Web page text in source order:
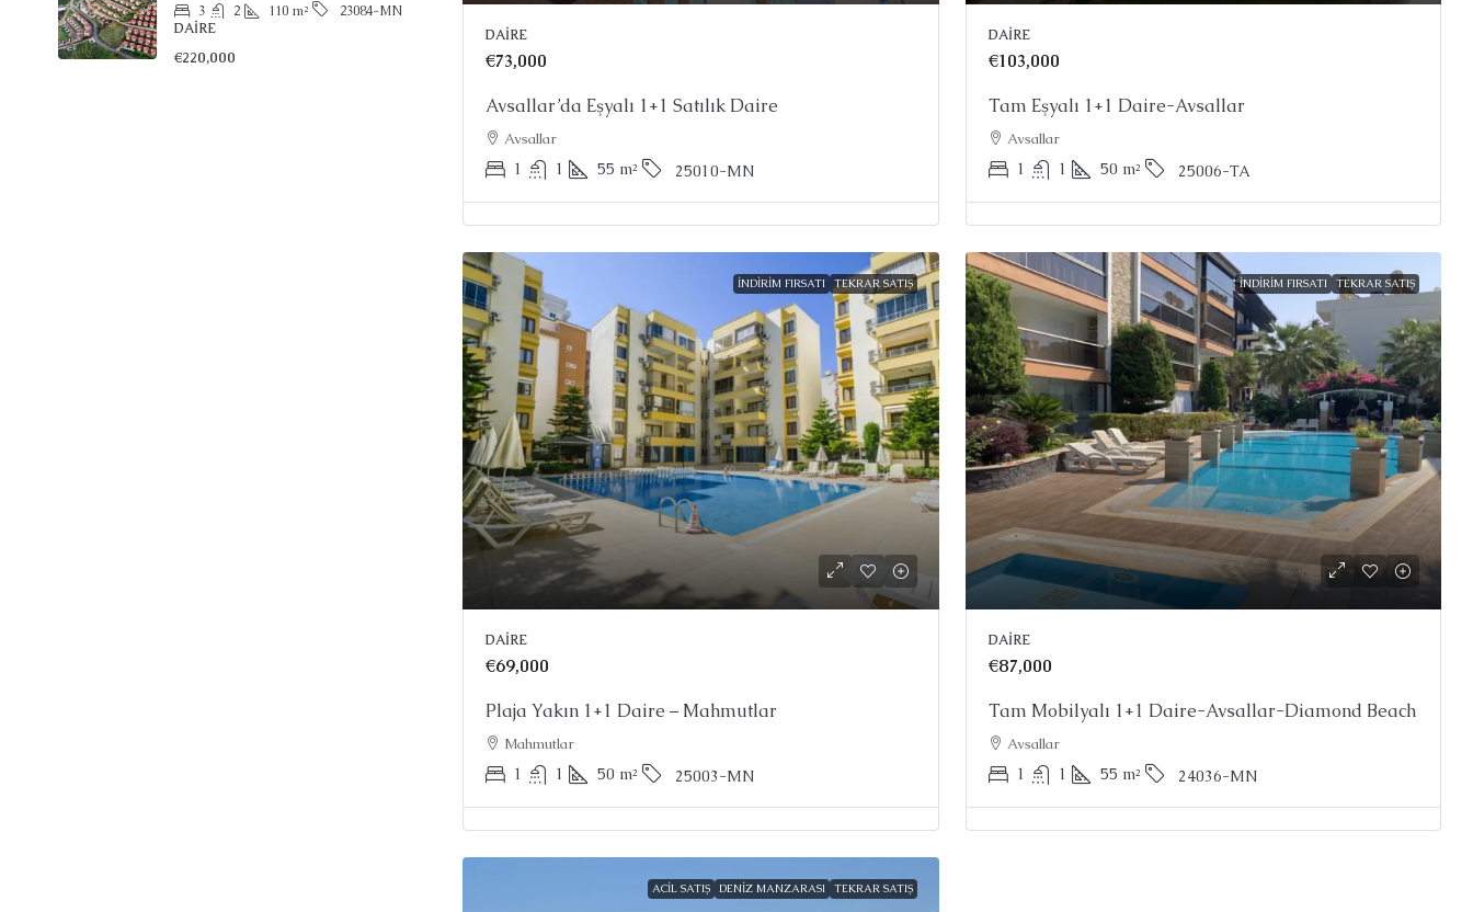
DAIRE
€73,000
Avsallar’da Eşyalı 1+1 Satılık Daire
Avsallar
1 1 55 m² 25010-MN
DAIRE
€103,000
Tam Eşyalı 1+1 Daire-Avsallar
Avsallar
1 1 50 m² 25006-TA
İNDIRIM FIRSATI TEKRAR SATIŞ
DAIRE
€69,000
Plaja Yakın 1+1 Daire – Mahmutlar
Mahmutlar
1 1 50 m² 25003-MN
İNDIRIM FIRSATI TEKRAR SATIŞ
DAIRE
€87,000
Tam Mobilyalı 1+1 Daire-Avsallar-Diamond Beach
Avsallar
1 1 55 m² 24036-MN
ACIL SATIŞ DENIZ MANZARASI TEKRAR SATIŞ
3 2 110 m²
23084-MN
DAIRE
€220,000